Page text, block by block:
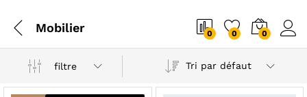
Mobilier 0 0 0
filtre Tri par défaut